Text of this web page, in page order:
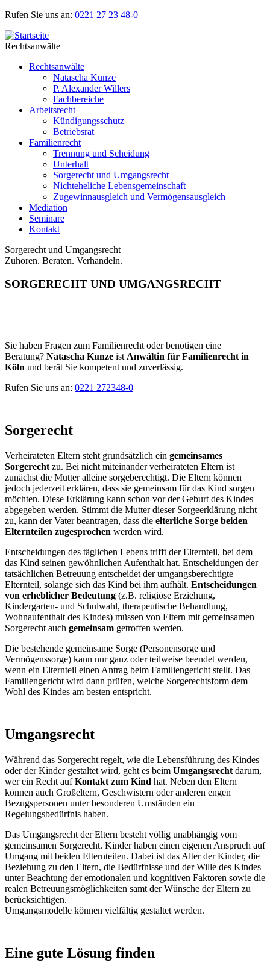
Rufen Sie uns an: 0221 27 23 48-0
Rechtsanwälte
Rechtsanwälte
Natascha Kunze
P. Alexander Willers
Fachbereiche
Arbeitsrecht
Kündigungsschutz
Betriebsrat
Familienrecht
Trennung und Scheidung
Unterhalt
Sorgerecht und Umgangsrecht
Nichteheliche Lebensgemeinschaft
Zugewinnausgleich und Vermögensausgleich
Mediation
Seminare
Kontakt
Sorgerecht und Umgangsrecht
Zuhören. Beraten. Verhandeln.
SORGERECHT UND UMGANGSRECHT
Sie haben Fragen zum Familienrecht oder benötigen eine
Beratung? Natascha Kunze ist Anwältin für Familienrecht in
Köln und berät Sie kompetent und zuverlässig.
Rufen Sie uns an: 0221 272348-0
Sorgerecht
Verheirateten Eltern steht grundsätzlich ein gemeinsames
Sorgerecht zu. Bei nicht miteinander verheirateten Eltern ist
zunächst die Mutter alleine sorgeberechtigt. Die Eltern können
jedoch jederzeit erklären, dass sie gemeinsam für das Kind sorgen
möchten. Diese Erklärung kann schon vor der Geburt des Kindes
abgegeben werden. Stimmt die Mutter dieser Sorgeerklärung nicht
zu, kann der Vater beantragen, dass die elterliche Sorge beiden
Elternteilen zugesprochen werden wird.
Entscheidungen des täglichen Lebens trifft der Elternteil, bei dem
das Kind seinen gewöhnlichen Aufenthalt hat. Entscheidungen der
tatsächlichen Betreuung entscheidet der umgangsberechtigte
Elternteil, solange sich das Kind bei ihm aufhält. Entscheidungen
von erheblicher Bedeutung (z.B. religiöse Erziehung,
Kindergarten- und Schulwahl, therapeutische Behandlung,
Wohnaufenthalt des Kindes) müssen von Eltern mit gemeinsamen
Sorgerecht auch gemeinsam getroffen werden.
Die bestehende gemeinsame Sorge (Personensorge und
Vermögenssorge) kann nur ganz oder teilweise beendet werden,
wenn ein Elternteil einen Antrag beim Familiengericht stellt. Das
Familiengericht wird dann prüfen, welche Sorgerechtsform dem
Wohl des Kindes am besten entspricht.
Umgangsrecht
Während das Sorgerecht regelt, wie die Lebensführung des Kindes
oder der Kinder gestaltet wird, geht es beim Umgangsrecht darum,
wer ein Recht aufKontakt zum Kind hat. Neben den Eltern
können auch Großeltern, Geschwistern oder anderen engen
Bezugspersonen unter besonderen Umständen ein
Regelungsbedürfnis haben.
Das Umgangsrecht der Eltern besteht völlig unabhängig vom
gemeinsamen Sorgerecht. Kinder haben einen eigenen Anspruch auf
Umgang mit beiden Elternteilen. Dabei ist das Alter der Kinder, die
Beziehung zu den Eltern, die Bedürfnisse und der Wille des Kindes
unter Beachtung der emotionalen und kognitiven Faktoren sowie die
realen Betreuungsmöglichkeiten samt der Wünsche der Eltern zu
berücksichtigen.
Umgangsmodelle können vielfältig gestaltet werden.
Eine gute Lösung finden